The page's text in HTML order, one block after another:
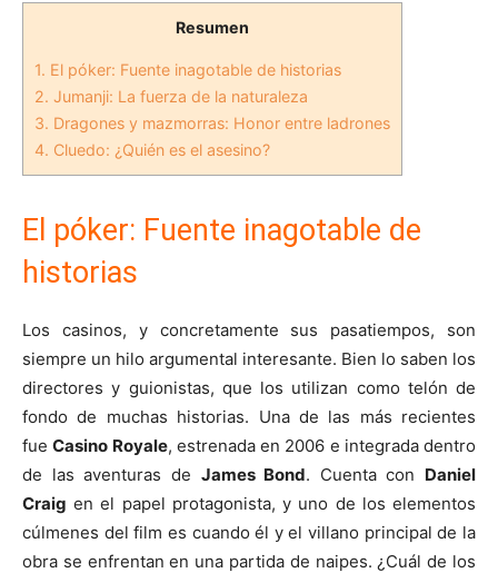
Resumen
1. El póker: Fuente inagotable de historias
2. Jumanji: La fuerza de la naturaleza
3. Dragones y mazmorras: Honor entre ladrones
4. Cluedo: ¿Quién es el asesino?
El póker: Fuente inagotable de
historias
Los casinos, y concretamente sus pasatiempos, son
siempre un hilo argumental interesante. Bien lo saben los
directores y guionistas, que los utilizan como telón de
fondo de muchas historias. Una de las más recientes
fueCasino Royale, estrenada en 2006 e integrada dentro
de las aventuras de James Bond. Cuenta con Daniel
Craig en el papel protagonista, y uno de los elementos
cúlmenes del film es cuando él y el villano principal de la
obra se enfrentan en una partida de naipes. ¿Cuál de los